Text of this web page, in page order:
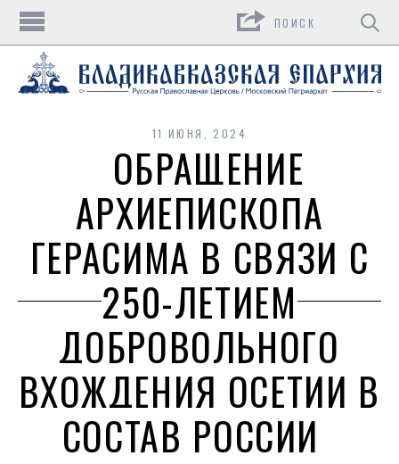
11 ИЮНЯ, 2024
ОБРАЩЕНИЕ
АРХИЕПИСКОПА
ГЕРАСИМА В СВЯЗИ С
250-ЛЕТИЕМ
ДОБРОВОЛЬНОГО
ВХОЖДЕНИЯ ОСЕТИИ В
СОСТАВ РОССИИ